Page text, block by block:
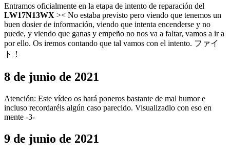
Entramos oficialmente en la etapa de intento de reparación del
LW17N13WX >< No estaba previsto pero viendo que tenemos un
buen dosier de información, viendo que intenta encenderse y no
puede, y viendo que ganas y empeño no nos va a faltar, vamos a ir a
por ello. Os iremos contando que tal vamos con el intento. ファイ
ト！
8 de junio de 2021
Atención: Este vídeo os hará poneros bastante de mal humor e
incluso recordaréis algún caso parecido. Visualizadlo con eso en
mente -3-
9 de junio de 2021